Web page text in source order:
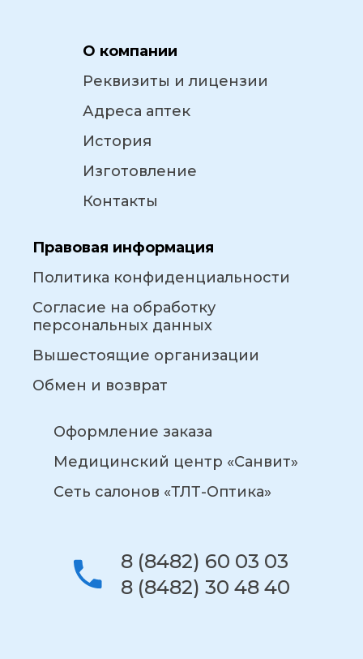
О компании
Реквизиты и лицензии
Адреса аптек
История
Изготовление
Контакты
Правовая информация
Политика конфиденциальности
Согласие на обработку
персональных данных
Вышестоящие организации
Обмен и возврат
Оформление заказа
Медицинский центр «Санвит»
Сеть салонов «ТЛТ-Оптика»
8 (8482) 60 03 03
8 (8482) 30 48 40